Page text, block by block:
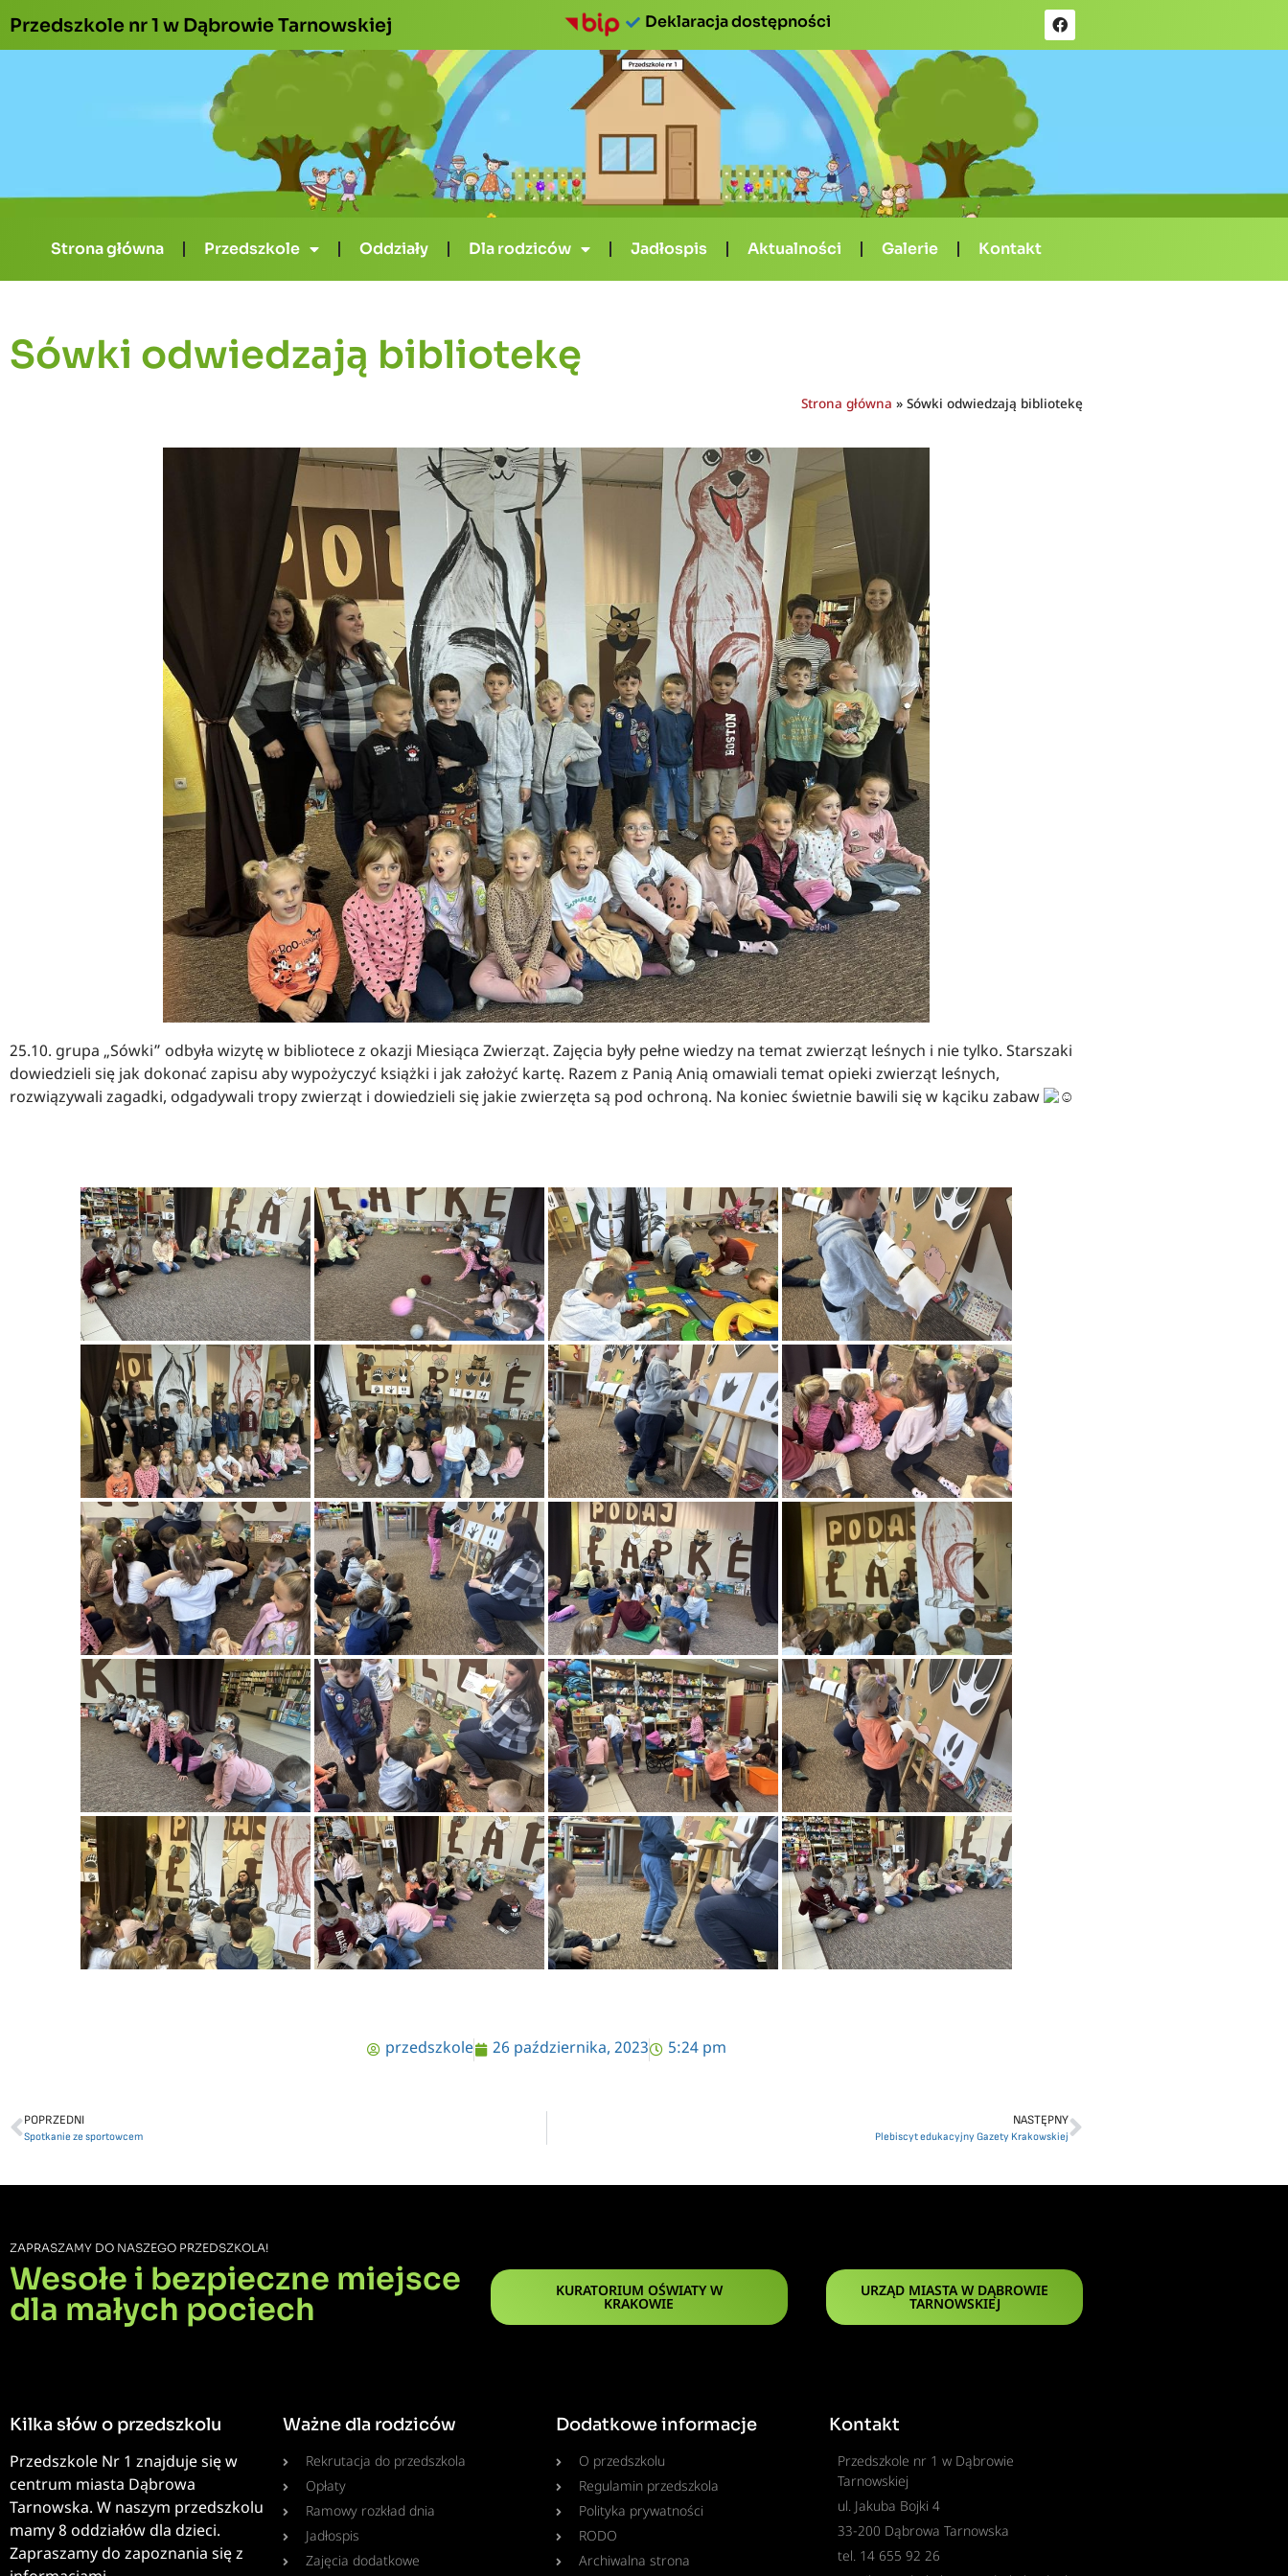
Przedszkole nr 1 w Dąbrowie Tarnowskiej Deklaracja dostępności
Strona główna Przedszkole Oddziały Dla rodziców Jadłospis Aktualności Galerie Kontakt
Sówki odwiedzają bibliotekę
Strona główna » Sówki odwiedzają bibliotekę
25.10. grupa „Sówki” odbyła wizytę w bibliotece z okazji Miesiąca Zwierząt. Zajęcia były pełne wiedzy na temat zwierząt leśnych i nie tylko. Starszaki
dowiedzieli się jak dokonać zapisu aby wypożyczyć książki i jak założyć kartę. Razem z Panią Anią omawiali temat opieki zwierząt leśnych,
rozwiązywali zagadki, odgadywali tropy zwierząt i dowiedzieli się jakie zwierzęta są pod ochroną. Na koniec świetnie bawili się w kąciku zabaw
przedszkole 26 października, 2023 5:24 pm
POPRZEDNI
Spotkanie ze sportowcem
NASTĘPNY
Plebiscyt edukacyjny Gazety Krakowskiej
ZAPRASZAMY DO NASZEGO PRZEDSZKOLA!
Wesołe i bezpieczne miejsce
dla małych pociech
KURATORIUM OŚWIATY W
KRAKOWIE
URZĄD MIASTA W DĄBROWIE
TARNOWSKIEJ
Kilka słów o przedszkolu
Przedszkole Nr 1 znajduje się w
centrum miasta Dąbrowa
Tarnowska. W naszym przedszkolu
mamy 8 oddziałów dla dzieci.
Zapraszamy do zapoznania się z
Ważne dla rodziców
Rekrutacja do przedszkola
Opłaty
Ramowy rozkład dnia
Jadłospis
Zajęcia dodatkowe
Dodatkowe informacje
O przedszkolu
Regulamin przedszkola
Polityka prywatności
RODO
Archiwalna strona
Kontakt
Przedszkole nr 1 w Dąbrowie
Tarnowskiej
ul. Jakuba Bojki 4
33-200 Dąbrowa Tarnowska
tel. 14 655 92 26